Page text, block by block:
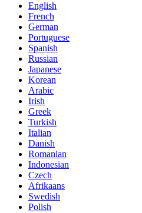
English
French
German
Portuguese
Spanish
Russian
Japanese
Korean
Arabic
Irish
Greek
Turkish
Italian
Danish
Romanian
Indonesian
Czech
Afrikaans
Swedish
Polish